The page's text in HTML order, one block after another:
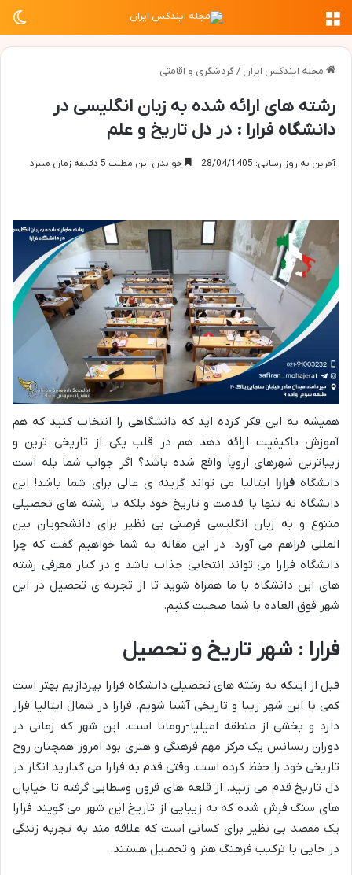
مجله ایندکس ایران /گردشگری و اقامتی
رشته های ارائه شده به زبان انگلیسی در
دانشگاه فرارا : در دل تاریخ و علم
آخرین به روز رسانی: 28/04/1405 خواندن این مطلب 5 دقیقه زمان میبرد
همیشه به این فکر کرده اید که دانشگاهی را انتخاب کنید که هم
آموزش باکیفیت ارائه دهد هم در قلب یکی از تاریخی ترین و
زیباترین شهرهای اروپا واقع شده باشد؟ اگر جواب شما بله است
دانشگاهفرارا ایتالیا می تواند گزینه ی عالی برای شما باشد! این
دانشگاه نه تنها با قدمت و تاریخ خود بلکه با رشته های تحصیلی
متنوع و به زبان انگلیسی فرصتی بی نظیر برای دانشجویان بین
المللی فراهم می آورد. در این مقاله به شما خواهیم گفت که چرا
دانشگاه فرارا می تواند انتخابی جذاب باشد و در کنار معرفی رشته
های این دانشگاه با ما همراه شوید تا از تجربه ی تحصیل در این
شهر فوق العاده با شما صحبت کنیم.
فرارا : شهر تاریخ و تحصیل
قبل از اینکه به رشته های تحصیلی دانشگاه فرارا بپردازیم بهتر است
کمی با این شهر زیبا و تاریخی آشنا شویم. فرارا در شمال ایتالیا قرار
دارد و بخشی از منطقه امیلیا-رومانا است. این شهر که زمانی در
دوران رنسانس یک مرکز مهم فرهنگی و هنری بود امروز همچنان روح
تاریخی خود را حفظ کرده است. وقتی قدم به فرارا می گذارید انگار در
دل تاریخ قدم می زنید. از قلعه های قرون وسطایی گرفته تا خیابان
های سنگ فرش شده که به زیبایی از تاریخ این شهر می گویند فرارا
یک مقصد بی نظیر برای کسانی است که علاقه مند به تجربه زندگی
در جایی با ترکیب فرهنگ هنر و تحصیل هستند.